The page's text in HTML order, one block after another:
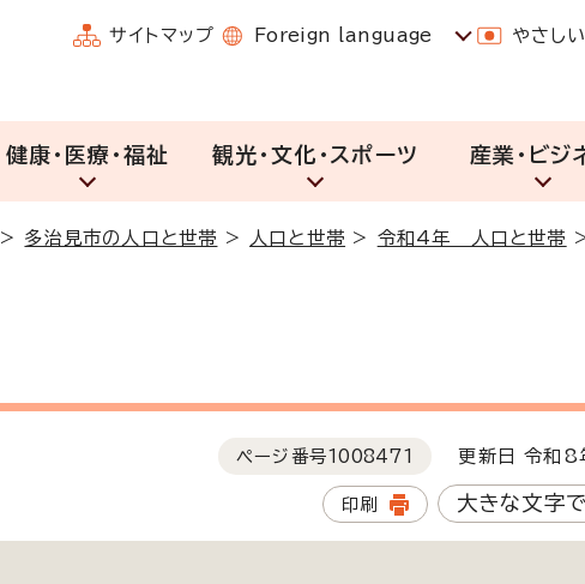
サイトマップ Foreign language やさし
健康・医療・福祉 観光・文化・スポーツ 産業・ビジ
> 多治見市の人口と世帯 > 人口と世帯 > 令和4年 人口と世帯
ページ番号1008471 更新日 令和8
印刷 大きな文字